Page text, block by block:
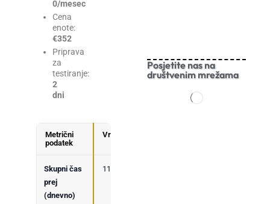
0/mesec
Cena
enote:
€352
Priprava
za
testiranje:
2
dni
Metrični
podatek
Vrednost
Skupni čas
prej
(dnevno)
11 h
Posjetite nas na
društvenim mrežama